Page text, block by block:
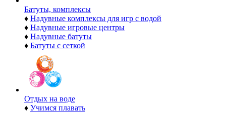
Батуты, комплексы
♦ Надувные комплексы для игр с водой
♦ Надувные игровые центры
♦ Надувные батуты
♦ Батуты с сеткой
Отдых на воде
♦ Учимся плавать